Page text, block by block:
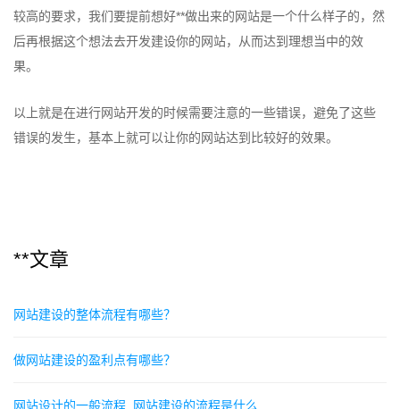
较高的要求，我们要提前想好**做出来的网站是一个什么样子的，然
后再根据这个想法去开发建设你的网站，从而达到理想当中的效
果。
以上就是在进行网站开发的时候需要注意的一些错误，避免了这些
错误的发生，基本上就可以让你的网站达到比较好的效果。
**文章
网站建设的整体流程有哪些？
做网站建设的盈利点有哪些？
网站设计的一般流程_网站建设的流程是什么